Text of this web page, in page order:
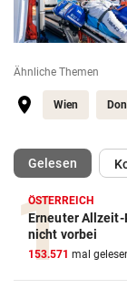
Ähnliche Themen
Wien
Gelesen
ÖSTERREICH
Erneuter Allzeit-
nicht vorbei
153.571 mal